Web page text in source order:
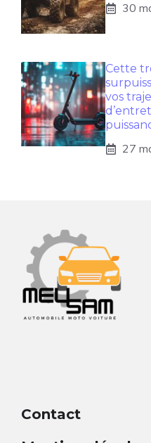
30
Cette
vos
27
Contact